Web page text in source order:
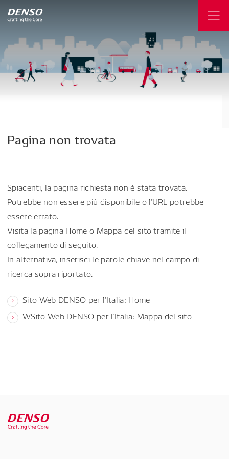
Pagina non trovata
Spiacenti, la pagina richiesta non è stata trovata.
Potrebbe non essere più disponibile o l'URL potrebbe
essere errato.
Visita la pagina Home o Mappa del sito tramite il
collegamento di seguito.
In alternativa, inserisci le parole chiave nel campo di
ricerca sopra riportato.
Sito Web DENSO per l'Italia: Home
WSito Web DENSO per l'Italia: Mappa del sito